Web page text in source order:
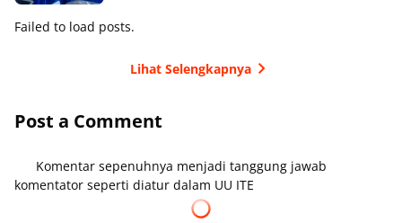
Failed to load posts.
Lihat Selengkapnya
Post a Comment
Komentar sepenuhnya menjadi tanggung jawab
komentator seperti diatur dalam UU ITE